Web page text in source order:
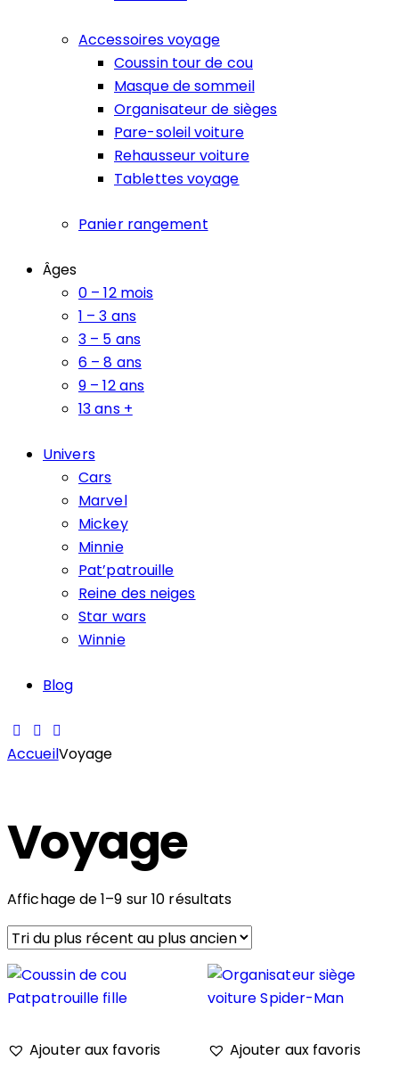
Accessoires voyage
Coussin tour de cou
Masque de sommeil
Organisateur de sièges
Pare-soleil voiture
Rehausseur voiture
Tablettes voyage
Panier rangement
Âges
0 – 12 mois
1 – 3 ans
3 – 5 ans
6 – 8 ans
9 – 12 ans
13 ans +
Univers
Cars
Marvel
Mickey
Minnie
Pat’patrouille
Reine des neiges
Star wars
Winnie
Blog
AccueilVoyage
Voyage
Affichage de 1–9 sur 10 résultats
Ajouter aux favoris Ajouter aux favoris